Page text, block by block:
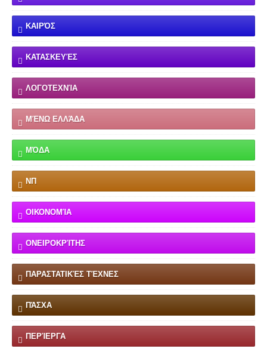
ΚΑΙΡΌΣ
ΚΑΤΑΣΚΕΥΈΣ
ΛΟΓΟΤΕΧΝΊΑ
ΜΈΝΩ ΕΛΛΆΔΑ
ΜΌΔΑ
ΝΠ
ΟΙΚΟΝΟΜΊΑ
ΟΝΕΙΡΟΚΡΊΤΗΣ
ΠΑΡΑΣΤΑΤΙΚΈΣ ΤΈΧΝΕΣ
ΠΆΣΧΑ
ΠΕΡΊΕΡΓΑ